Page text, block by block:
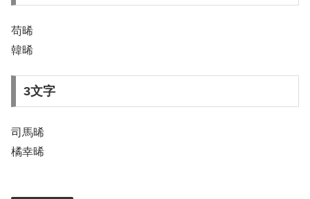
苟晞
韓晞
3文字
司馬晞
橘幸晞